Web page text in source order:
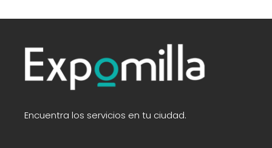
Encuentra los servicios en tu ciudad.